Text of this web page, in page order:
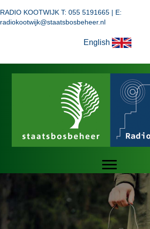
RADIO KOOTWIJK T: 055 5191665 | E:
radiokootwijk@staatsbosbeheer.nl
English